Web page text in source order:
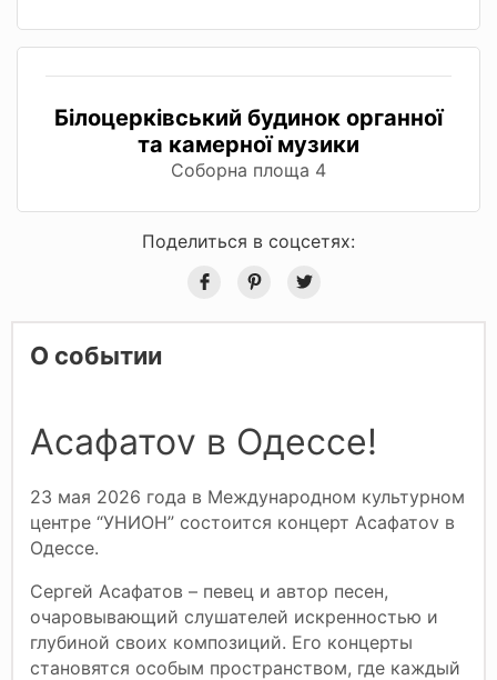
Білоцерківський будинок органної
та камерної музики
Соборна площа 4
Поделиться в соцсетях:
О событии
Асафатоv в Одессе!
23 мая 2026 года в Международном культурном
центре “УНИОН” состоится концерт Асафатоv в
Одессе.
Сергей Асафатов – певец и автор песен,
очаровывающий слушателей искренностью и
глубиной своих композиций. Его концерты
становятся особым пространством, где каждый